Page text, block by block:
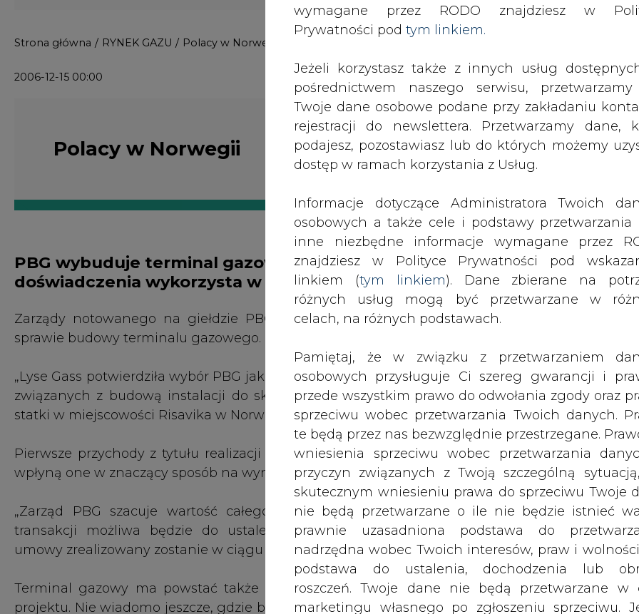
wymagane przez RODO znajdziesz w
Prywatności pod tym linkiem.
Jeżeli korzystasz także z innych usług
pośrednictwem naszego serwisu,
Twoje dane osobowe podane przy zakładaniu
rejestracji do newslettera. Przetwarzamy dane,
podajesz, pozostawiasz lub do których możemy
dostęp w ramach korzystania z Usług.
Informacje dotyczące Administratora Twoich
osobowych a także cele i podstawy przetwarzania
inne niezbędne informacje wymagane przez
znajdziesz w Polityce Prywatności pod
linkiem (tym linkiem). Dane zbierane na
różnych usług mogą być przetwarzane w
celach, na różnych podstawach.
Pamiętaj, że w związku z przetwarzaniem
osobowych przysługuje Ci szereg gwarancji i
przede wszystkim prawo do odwołania zgody oraz
sprzeciwu wobec przetwarzania Twoich danych.
te będą przez nas bezwzględnie przestrzegane.
wniesienia sprzeciwu wobec przetwarzania
przyczyn związanych z Twoją szczególną
skutecznym wniesieniu prawa do sprzeciwu Twoje
nie będą przetwarzane o ile nie będzie istnieć
prawnie uzasadniona podstawa do
nadrzędna wobec Twoich interesów, praw i
podstawa do ustalenia, dochodzenia lub
roszczeń. Twoje dane nie będą przetwarzane w
marketingu własnego po zgłoszeniu sprzeciwu.
Strona główna / RYNEK GAZU / Polacy w Norwegii
2006-12-15 00:00 drukuj skomentuj udostępnij:
Polacy w Norwegii
PBG wybuduje terminal gazowy w Norwegii za 266 mln zł. Czy zdobyte
doświadczenia wykorzysta w kraju?
Zarządy notowanego na giełdzie PBG i norweskiej firmy Lyse Gass podpisały list
sprawie budowy terminalu gazowego.
„Lyse Gass potwierdziła wybór PBG jako generalnego wykonawcy prac projektowych i
związanych z budową instalacji do skraplania gazu ziemnego wraz z bazą załadunkową
statki w miejscowości Risavika w Norwegii” — czytamy w komunikacie.
Pierwsze przychody z tytułu realizacji projektu polska spółka uzyska już w tym roku,
wpłyną one w znaczący sposób na wynik.
„Zarząd PBG szacuje wartość całego kontraktu na 70 mln EUR, jednakże ostateczna
transakcji możliwa będzie do ustalenia po zakończeniu szczegółowych negocjacji.
umowy zrealizowany zostanie w ciągu 36 miesięcy” — wyjaśnia zarząd.
Terminal gazowy ma powstać także w Polsce. Do końca roku powstanie studium
projektu. Nie wiadomo jeszcze, gdzie będzie realizowana inwestycja. Szykuje się kolejny